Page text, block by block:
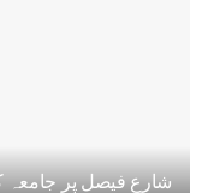
شارع فیصل پر